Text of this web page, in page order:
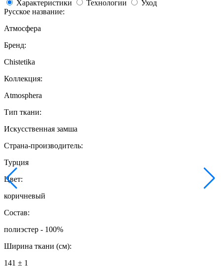
Характеристики Технологии
Уход
Русское название:
Атмосфера
Бренд:
Chistetika
Коллекция:
Atmosphera
Тип ткани:
Искусственная замша
Страна-производитель:
Турция
Цвет:
коричневый
Состав:
полиэстер - 100%
Ширина ткани (см):
141 ± 1